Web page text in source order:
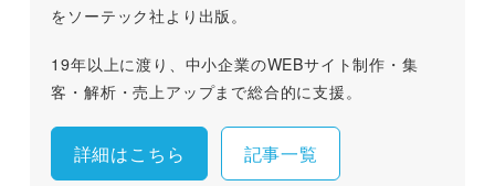
をソーテック社より出版。
19年以上に渡り、中小企業のWEBサイト制作・集
客・解析・売上アップまで総合的に支援。
詳細はこちら 記事一覧